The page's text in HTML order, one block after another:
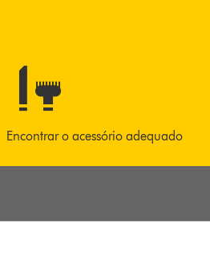
Encontrar o acessório adequado